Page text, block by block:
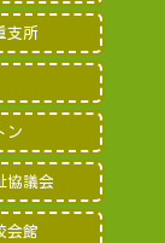
支所
ン
協議会
会館